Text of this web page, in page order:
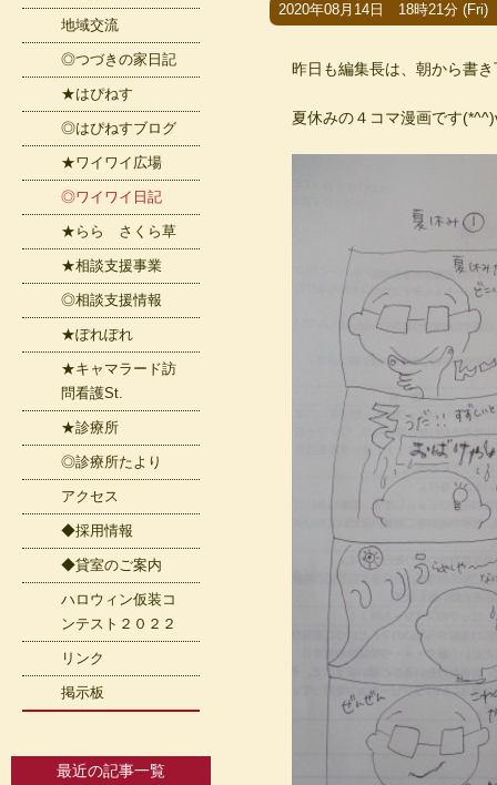
2020年08月14日 18時21分 (Fri)
昨日も編集長は、朝から書
夏休みの４コマ漫画です
地域交流
◎つづきの家日記
★はぴねす
◎はぴねすブログ
★ワイワイ広場
◎ワイワイ日記
★らら さくら草
★相談支援事業
◎相談支援情報
★ぽれぽれ
★キャマラード訪
問看護St.
★診療所
◎診療所たより
アクセス
◆採用情報
◆貸室のご案内
ハロウィン仮装コ
ンテスト２０２２
リンク
掲示板
最近の記事一覧